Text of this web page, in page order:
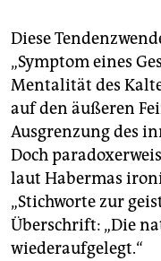
Diese
„Symptom eines
Mentalität des
auf den äußeren
Ausgrenzung des
Doch
laut Habermas
„Stichworte zur
Überschrift: „Die
wiederaufgelegt.“